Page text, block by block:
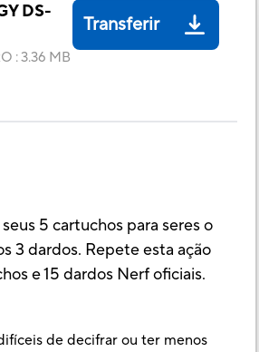
DS-
:3.36 MB
Transferir
5 cartuchos para seres o
3 dardos. Repete esta ação
e 15 dardos Nerf oficiais.
de decifrar ou ter menos